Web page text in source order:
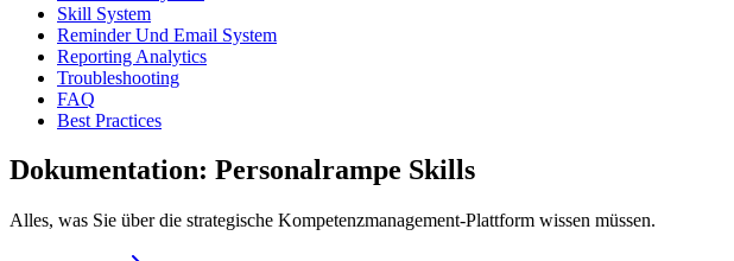
Skill System
Reminder Und Email System
Reporting Analytics
Troubleshooting
FAQ
Best Practices
Dokumentation: Personalrampe Skills
Alles, was Sie über die strategische Kompetenzmanagement-Plattform wissen müssen.